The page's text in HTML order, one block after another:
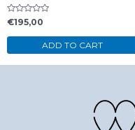
Rated
0
out
5
€195,00
ADD TO CART